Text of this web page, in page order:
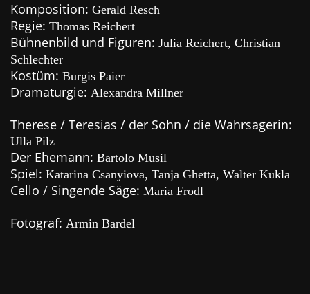
Komposition: Gerald Resch
Regie: Thomas Reichert
Bühnenbild und Figuren: Julia Reichert, Christian
Schlechter
Kostüm: Burgis Paier
Dramaturgie: Alexandra Millner
Therese / Teresias / der Sohn / die Wahrsagerin:
Ulla Pilz
Der Ehemann: Bartolo Musil
Spiel: Katarina Csanyiova, Tanja Ghetta, Walter Kukla
Cello / Singende Säge: Maria Frodl
Fotograf: Armin Bardel